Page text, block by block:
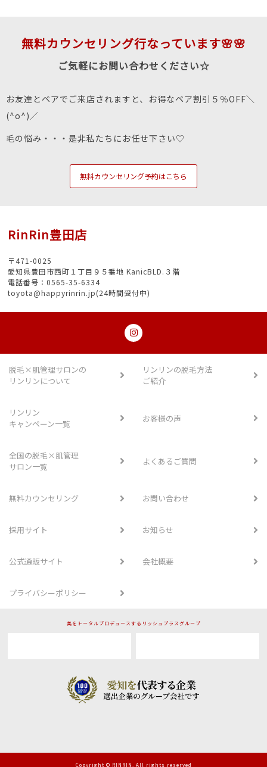
無料カウンセリング行なっています🌸🌸
ご気軽にお問い合わせください☆
お友達とペアでご来店されますと、お得なペア割引５％OFF＼
(^o^)／
毛の悩み・・・是非私たちにお任せ下さい♡
無料カウンセリング予約はこちら
RinRin豊田店
〒471-0025
愛知県豊田市西町１丁目９５番地 KanicBLD.３階
電話番号：0565-35-6334
toyota@happyrinrin.jp(24時間受付中)
脱毛×肌管理サロンの
リンリンについて
リンリンの脱毛方法
ご紹介
リンリン
キャンペーン一覧
お客様の声
全国の脱毛×肌管理
サロン一覧
よくあるご質問
無料カウンセリング お問い合わせ
採用サイト お知らせ
公式通販サイト 会社概要
プライバシーポリシー
美をトータルプロデュースするリッシュプラスグループ
Copyright © RINRIN. All rights reserved